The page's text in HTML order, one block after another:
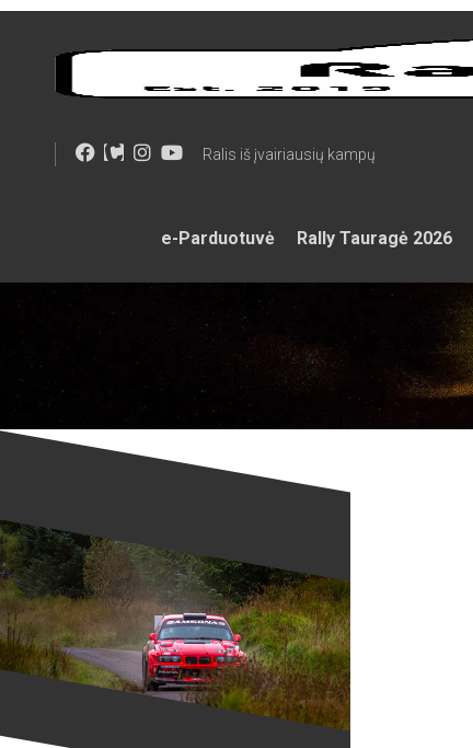
Skip
content
Ralis iš įvairiausių kampų
e-Parduotuvė Rally Tauragė 2026